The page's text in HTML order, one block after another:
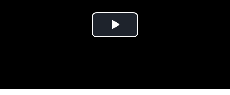
Play Video